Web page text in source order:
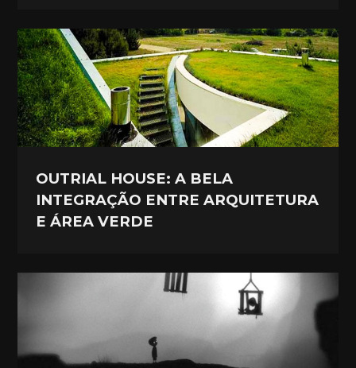
OUTRIAL HOUSE: A BELA
INTEGRAÇÃO ENTRE ARQUITETURA
E ÁREA VERDE